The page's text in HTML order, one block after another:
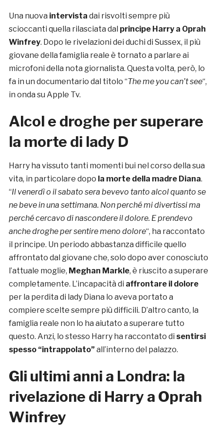
Una nuova intervista dai risvolti sempre più
scioccanti quella rilasciata dal principe Harry a Oprah
Winfrey. Dopo le rivelazioni dei duchi di Sussex, il più
giovane della famiglia reale è tornato a parlare ai
microfoni della nota giornalista. Questa volta, però, lo
fa in un documentario dal titolo “The me you can’t see“,
in onda su Apple Tv.
Alcol e droghe per superare
la morte di lady D
Harry ha vissuto tanti momenti bui nel corso della sua
vita, in particolare dopo la morte della madre Diana.
“Il venerdì o il sabato sera bevevo tanto alcol quanto se
ne beve in una settimana. Non perché mi divertissi ma
perché cercavo di nascondere il dolore. E prendevo
anche droghe per sentire meno dolore“, ha raccontato
il principe. Un periodo abbastanza difficile quello
affrontato dal giovane che, solo dopo aver conosciuto
l’attuale moglie, Meghan Markle, è riuscito a superare
completamente. L’incapacità di affrontare il dolore
per la perdita di lady Diana lo aveva portato a
compiere scelte sempre più difficili. D’altro canto, la
famiglia reale non lo ha aiutato a superare tutto
questo. Anzi, lo stesso Harry ha raccontato di sentirsi
spesso “intrappolato” all’interno del palazzo.
Gli ultimi anni a Londra: la
rivelazione di Harry a Oprah
Winfrey